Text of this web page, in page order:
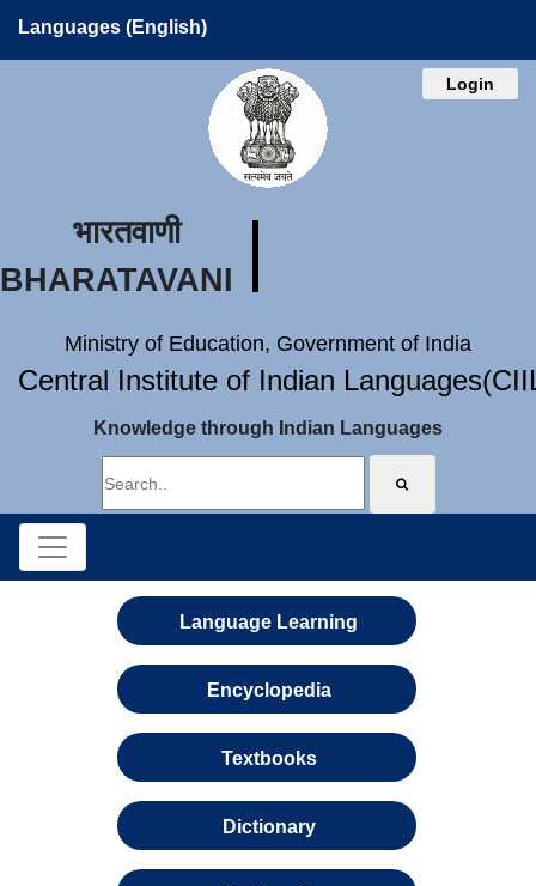
Languages (English)
Login
भारतवाणी
BHARATAVANI
Ministry of Education, Government of India
Central Institute of Indian
Knowledge through Indian Languages
Language Learning
Encyclopedia
Textbooks
Dictionary